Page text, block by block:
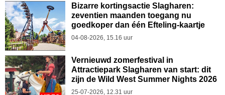
Bizarre kortingsactie Slagharen:
zeventien maanden toegang nu
goedkoper dan één Efteling-kaartje
04-08-2026, 15.16 uur
Vernieuwd zomerfestival in
Attractiepark Slagharen van start: dit
zijn de Wild West Summer Nights 2026
25-07-2026, 12.31 uur